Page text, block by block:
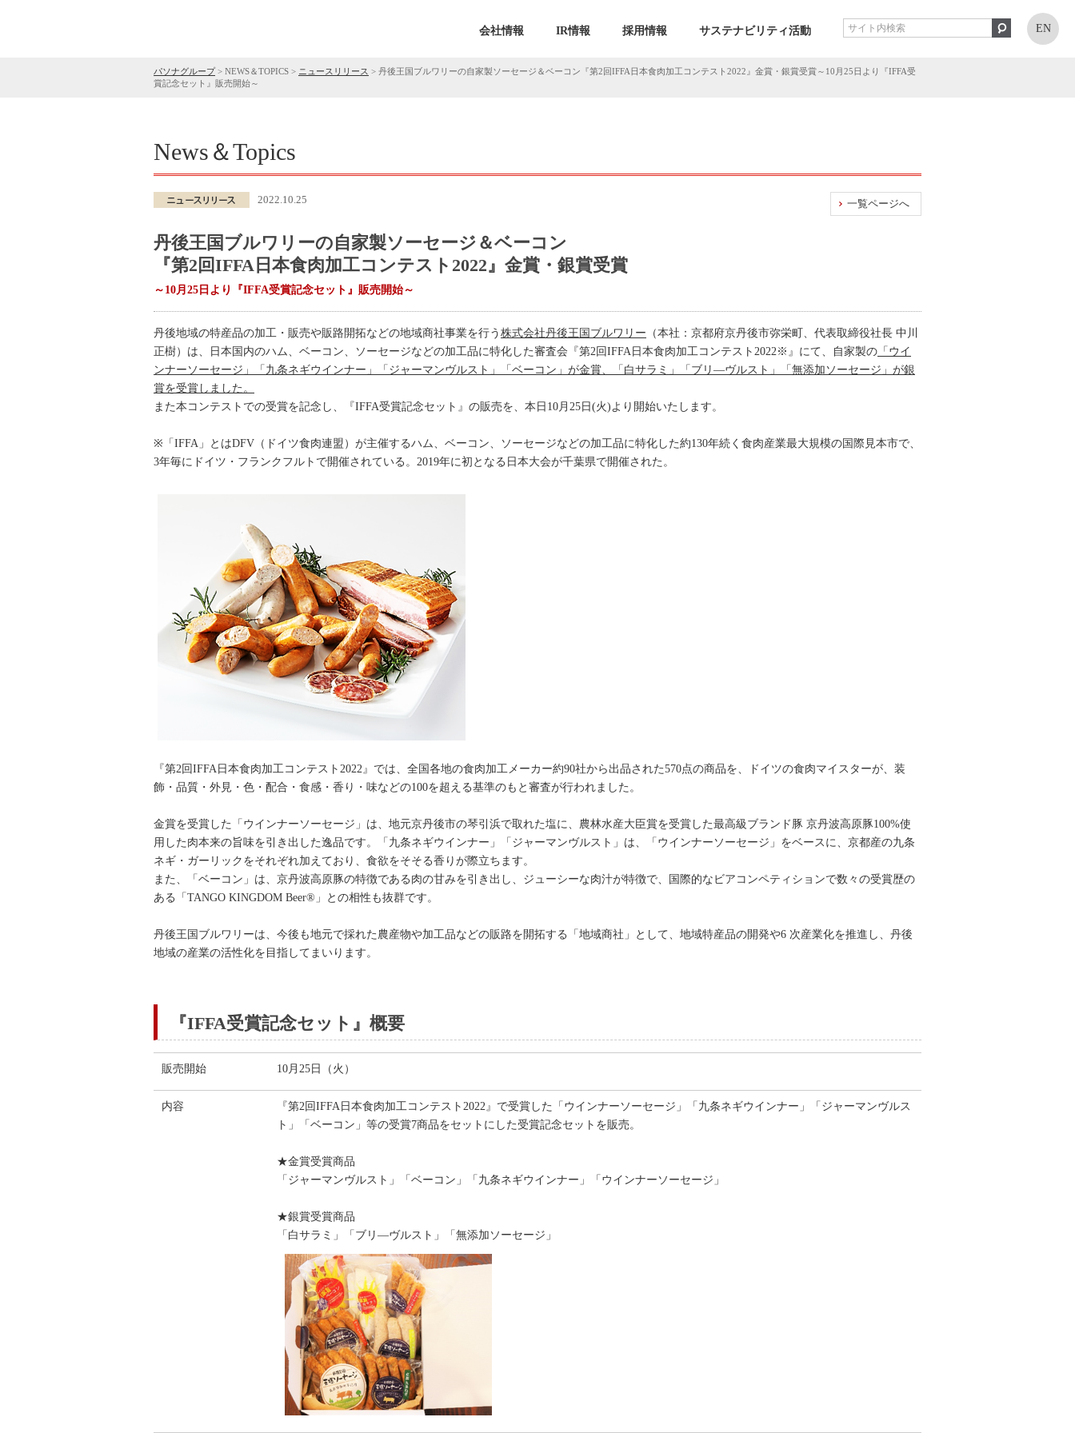
会社情報 IR情報 採用情報 サステナビリティ活動 EN
パソナグループ> NEWS＆TOPICS > ニュースリリース > 丹後王国ブルワリーの自家製ソーセージ＆ベーコン『第2回IFFA日本食肉加工コンテスト2022』金賞・銀賞受賞～10月25日より『IFFA受
賞記念セット』販売開始～
News＆Topics
一覧ページへ
2022.10.25
丹後王国ブルワリーの自家製ソーセージ＆ベーコン
『第2回IFFA日本食肉加工コンテスト2022』金賞・銀賞受賞
～10月25日より『IFFA受賞記念セット』販売開始～
丹後地域の特産品の加工・販売や販路開拓などの地域商社事業を行う 株式会社丹後王国ブルワリー （本社：京都府京丹後市弥栄町、代表取締役社長 中川
正樹）は、日本国内のハム、ベーコン、ソーセージなどの加工品に特化した審査会『第2回IFFA日本食肉加工コンテスト2022※』にて、自家製の 「ウイ
ンナーソーセージ」「九条ネギウインナー」「ジャーマンヴルスト」「ベーコン」が金賞、「白サラミ」「ブリ―ヴルスト」「無添加ソーセージ」が銀
賞を受賞しました。
また本コンテストでの受賞を記念し、『IFFA受賞記念セット』の販売を、本日10月25日(火)より開始いたします。
※「IFFA」とはDFV（ドイツ食肉連盟）が主催するハム、ベーコン、ソーセージなどの加工品に特化した約130年続く食肉産業最大規模の国際見本市で、
3年毎にドイツ・フランクフルトで開催されている。2019年に初となる日本大会が千葉県で開催された。
『第2回IFFA日本食肉加工コンテスト2022』では、全国各地の食肉加工メーカー約90社から出品された570点の商品を、ドイツの食肉マイスターが、装
飾・品質・外見・色・配合・食感・香り・味などの100を超える基準のもと審査が行われました。
金賞を受賞した「ウインナーソーセージ」は、地元京丹後市の琴引浜で取れた塩に、農林水産大臣賞を受賞した最高級ブランド豚 京丹波高原豚100%使
用した肉本来の旨味を引き出した逸品です。「九条ネギウインナー」「ジャーマンヴルスト」は、「ウインナーソーセージ」をベースに、京都産の九条
ネギ・ガーリックをそれぞれ加えており、食欲をそそる香りが際立ちます。
また、「ベーコン」は、京丹波高原豚の特徴である肉の甘みを引き出し、ジューシーな肉汁が特徴で、国際的なビアコンペティションで数々の受賞歴の
ある「TANGO KINGDOM Beer®」との相性も抜群です。
丹後王国ブルワリーは、今後も地元で採れた農産物や加工品などの販路を開拓する「地域商社」として、地域特産品の開発や6 次産業化を推進し、丹後
地域の産業の活性化を目指してまいります。
『IFFA受賞記念セット』概要
販売開始 10月25日（火）
内容
『第2回IFFA日本食肉加工コンテスト2022』で受賞した「ウインナーソーセージ」「九条ネギウインナー」「ジャーマンヴルス
ト」「ベーコン」等の受賞7商品をセットにした受賞記念セットを販売。
★金賞受賞商品
「ジャーマンヴルスト」「ベーコン」「九条ネギウインナー」「ウインナーソーセージ」
★銀賞受賞商品
「白サラミ」「ブリ―ヴルスト」「無添加ソーセージ」